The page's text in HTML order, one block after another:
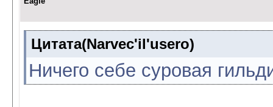
Цитата(Narvec'il'usero)
Ничего себе суровая